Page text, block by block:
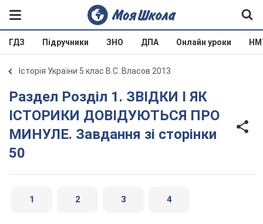
ГДЗ Підручники ЗНО ДПА Онлайн уроки
Історія України 5 клас В.С. Власов 2013
Раздел Розділ 1. ЗВІДКИ І ЯК
ІСТОРИКИ ДОВІДУЮТЬСЯ ПРО
МИНУЛЕ. Завдання зі сторінки
50
1 2 3 4